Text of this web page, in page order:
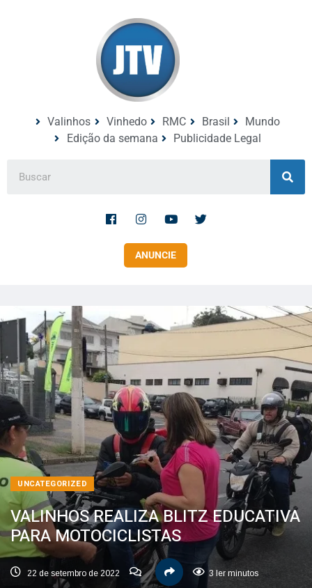
Valinhos Vinhedo RMC Brasil
Mundo
Edição da semana
Publicidade Legal
ANUNCIE
UNCATEGORIZED
VALINHOS REALIZA BLITZ EDUCATIVA
PARA MOTOCICLISTAS
22 de setembro de 2022 3 ler minutos